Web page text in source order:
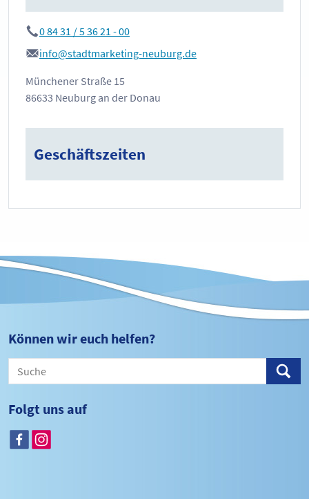
0 84 31 / 5 36 21 - 00
info@stadtmarketing-neuburg.de
Münchener Straße 15
86633 Neuburg an der Donau
Geschäftszeiten
Können wir euch helfen?
Folgt uns auf